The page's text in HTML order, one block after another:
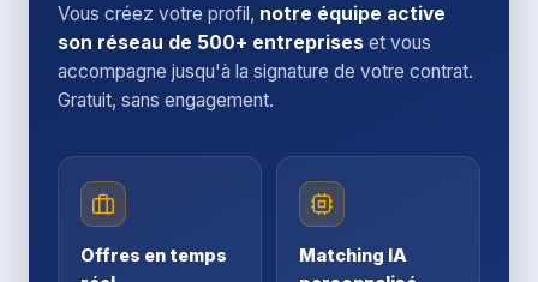
Vous créez votre profil, notre équipe active
son réseau de 500+ entreprises et vous
accompagne jusqu'à la signature de votre contrat.
Gratuit, sans engagement.
Offres en temps
Matching IA